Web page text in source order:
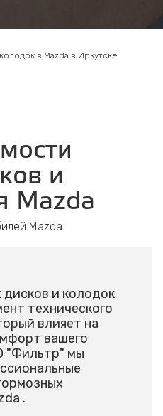
в Mazda в Иркутске
и
Mazda
Mazda
и колодок
технического
влияет на
вашего
"Фильтр" мы
.